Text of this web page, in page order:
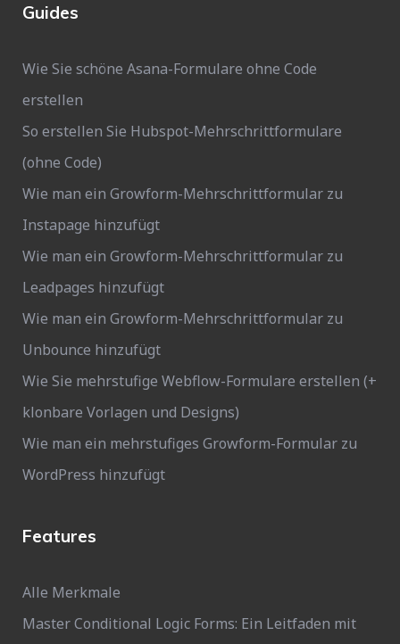
Guides
Wie Sie schöne Asana-Formulare ohne Code
erstellen
So erstellen Sie Hubspot-Mehrschrittformulare
(ohne Code)
Wie man ein Growform-Mehrschrittformular zu
Instapage hinzufügt
Wie man ein Growform-Mehrschrittformular zu
Leadpages hinzufügt
Wie man ein Growform-Mehrschrittformular zu
Unbounce hinzufügt
Wie Sie mehrstufige Webflow-Formulare erstellen (+
klonbare Vorlagen und Designs)
Wie man ein mehrstufiges Growform-Formular zu
WordPress hinzufügt
Features
Alle Merkmale
Master Conditional Logic Forms: Ein Leitfaden mit